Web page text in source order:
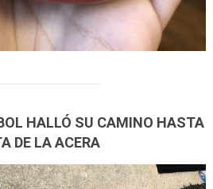
HALLÓ SU CAMINO HASTA
DE LA ACERA